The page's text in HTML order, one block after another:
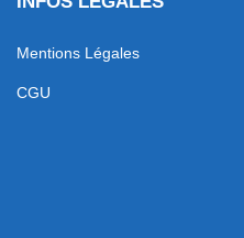
Mentions Légales
CGU